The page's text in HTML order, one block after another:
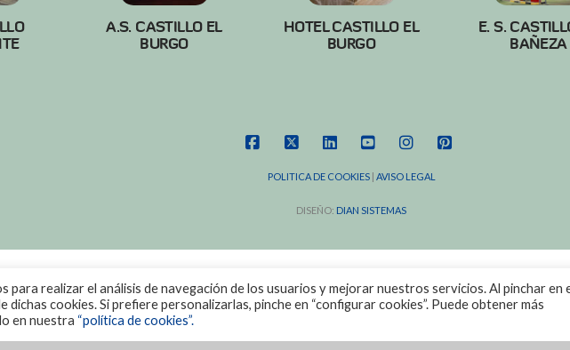
A.S. CASTILLO EL
BURGO
HOTEL CASTILLO EL
BURGO
E. S.
BAÑEZA
POLITICA DE COOKIES| AVISO LEGAL
DISEÑO: DIAN SISTEMAS
para realizar el análisis de navegación de los usuarios y mejorar nuestros servicios. Al pinchar en
dichas cookies. Si prefiere personalizarlas, pinche en “configurar cookies”. Puede obtener más
en nuestra “política de cookies”.